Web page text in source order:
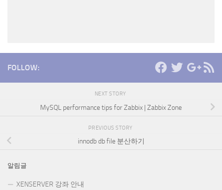
FOLLOW:
NEXT STORY
MySQL performance tips for Zabbix | Zabbix Zone
PREVIOUS STORY
innodb db file 분산하기
알림글
XENSERVER 강좌 안내